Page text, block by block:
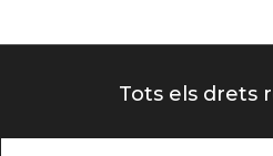
Tots els drets